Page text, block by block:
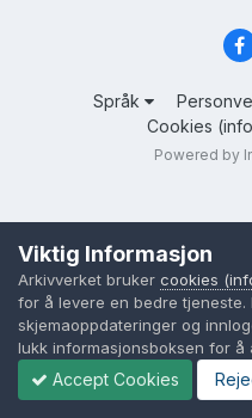
Språk
Cookies
Powered by
Viktig Informasjon
Arkivverket bruker cookies
for å levere en bedre tjeneste.
skjemaoppdateringer og
lukk informasjonsboksen for å
Accept Cookies